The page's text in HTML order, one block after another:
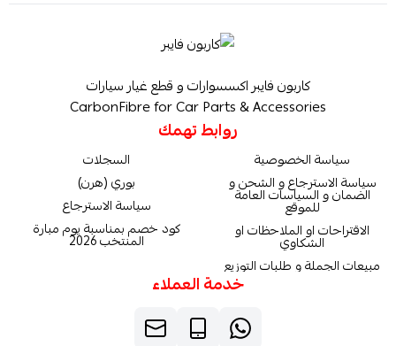
كاربون فايبر اكسسوارات و قطع غيار سيارات
CarbonFibre for Car Parts & Accessories
روابط تهمك
سياسة الخصوصية
سياسة الاسترجاع و الشحن و
الضمان و السياسات العامة
للموقع
الاقتراحات او الملاحظات او
الشكاوي
مبيعات الجملة و طلبات التوزيع
السجلات
بوري (هرن)
سياسة الاسترجاع
كود خصم بمناسبة يوم مبارة
المنتخب 2026
خدمة العملاء